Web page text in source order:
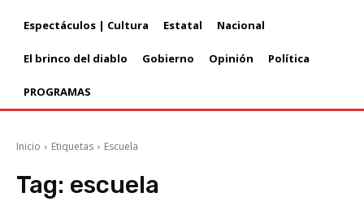
Espectáculos | Cultura Estatal Nacional
El brinco del diablo Gobierno Opinión Política
PROGRAMAS
Inicio Etiquetas Escuela
Tag: escuela